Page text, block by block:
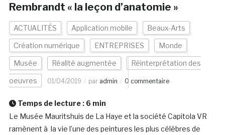
Rembrandt « la leçon d’anatomie »
ACTUALITÉS Application mobile Beaux-Arts
Création numérique ENTREPRISES Monde
Musée Réalité augmentée Réinterprétation des
oeuvres 01/04/2019 par admin 0 commentaire
Temps de lecture : 6 min
Le Musée Mauritshuis de La Haye et la société Capitola VR
ramènent à la vie l’une des peintures les plus célèbres de